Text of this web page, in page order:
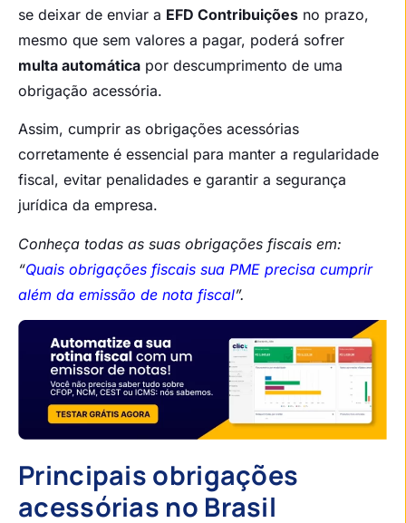
se deixar de enviar a EFD Contribuições no prazo,
mesmo que sem valores a pagar, poderá sofrer
multa automática por descumprimento de uma
obrigação acessória.
Assim, cumprir as obrigações acessórias
corretamente é essencial para manter a regularidade
fiscal, evitar penalidades e garantir a segurança
jurídica da empresa.
Conheça todas as suas obrigações fiscais em:
“Quais obrigações fiscais sua PME precisa cumprir
além da emissão de nota fiscal”.
Principais obrigações
acessórias no Brasil